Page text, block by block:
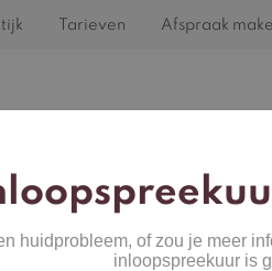
Tarieven Afspraak
huidprobleem, of zou je meer
inloopspreekuur is